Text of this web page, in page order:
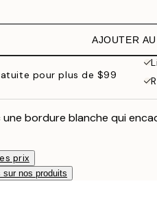
AJOUTER
pour plus de $99
bordure blanche qui
prix
sur nos produits